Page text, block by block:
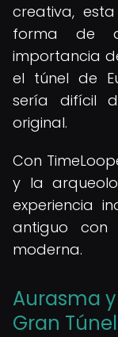
creativa,
forma de
importancia
el túnel de
sería difícil
original.
Con
y la
experiencia
antiguo
moderna.
Aurasma
Gran